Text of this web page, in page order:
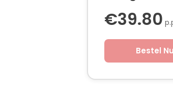
€39.80
Bestel Nu